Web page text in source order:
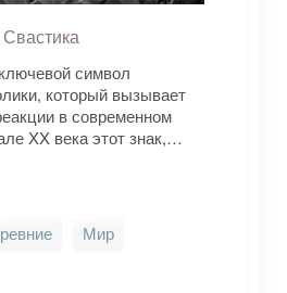
Свастика
символ
который вызывает
в современном
XX века этот знак,…
Мир